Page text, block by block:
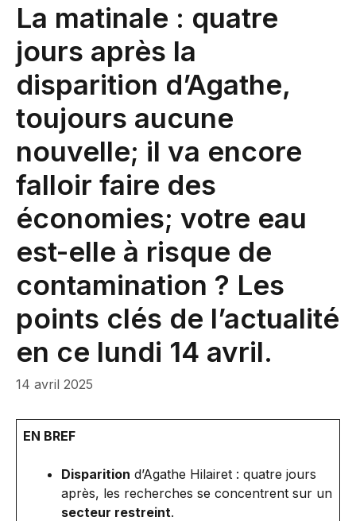
La matinale : quatre
jours après la
disparition d’Agathe,
toujours aucune
nouvelle; il va encore
falloir faire des
économies; votre eau
est-elle à risque de
contamination ? Les
points clés de l’actualité
en ce lundi 14 avril.
14 avril 2025
EN BREF
Disparition d’Agathe Hilairet : quatre jours
après, les recherches se concentrent sur un
secteur restreint.